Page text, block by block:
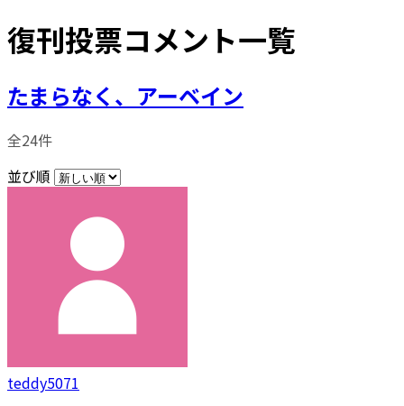
復刊投票コメント一覧
たまらなく、アーベイン
全24件
並び順
teddy5071